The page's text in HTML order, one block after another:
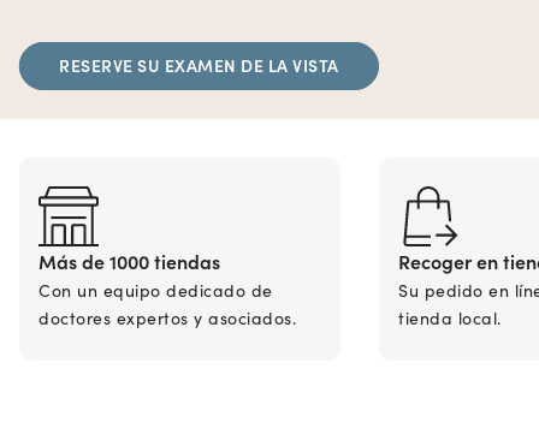
RESERVE SU EXAMEN DE LA VISTA
Más de 1000 tiendas
Con un equipo dedicado de
doctores expertos y asociados.
Recoger en
Su pedido en
tienda local.